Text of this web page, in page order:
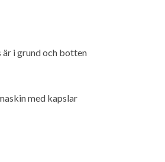
är i grund och botten
med kapslar